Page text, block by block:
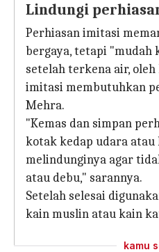
Lindungi
Perhiasan imitasi
bergaya, tetapi "mudah
setelah terkena air,
imitasi membutuhkan
Mehra.
"Kemas dan simpan
kotak kedap udara
melindunginya agar
atau debu," sarannya.
Setelah selesai
kain muslin atau kain
kamu